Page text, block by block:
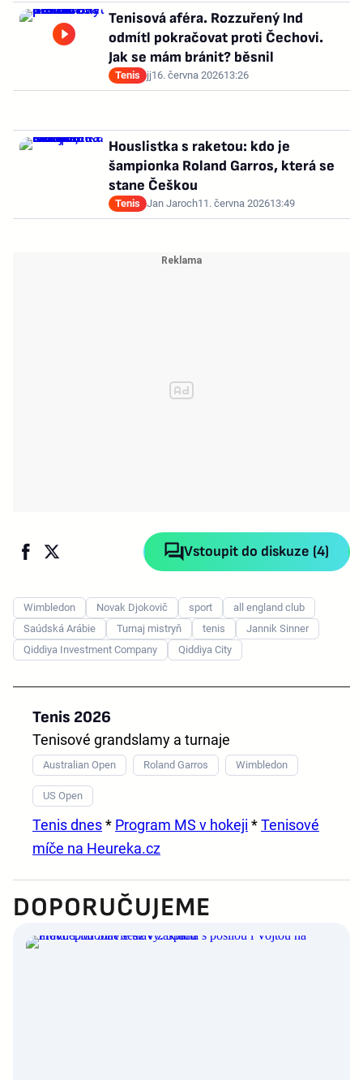
Tenisová aféra. Rozzuřený Ind
odmítl pokračovat proti Čechovi.
Jak se mám bránit? běsnil
Tenis jj16. června 202613:26
Houslistka s raketou: kdo je
šampionka Roland Garros, která se
stane Češkou
Tenis Jan Jaroch11. června 202613:49
Vstoupit do diskuze (4)
Wimbledon Novak Djokovič sport
all england club
Saúdská Arábie
Turnaj mistryň tenis
Jannik Sinner
Qiddiya Investment Company
Qiddiya City
Tenis 2026
Tenisové grandslamy a turnaje
Australian Open Roland Garros Wimbledon
US Open
Tenis dnes* Program MS v hokeji *Tenisové
míče na Heureka.cz
DOPORUČUJEME